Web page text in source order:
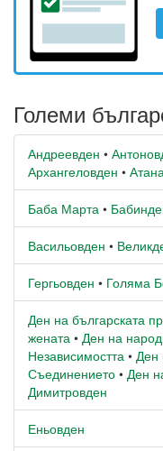
Големи
Андреевден •
Архангеловден •
Баба Марта •
Васильовден •
Гергьовден • Голяма
Ден на българската
жената • Ден на
Независимостта • Ден
Съединението • Ден
Димитровден
Еньовден